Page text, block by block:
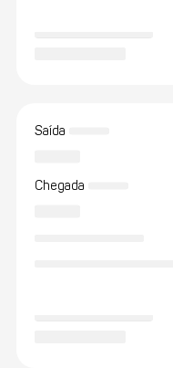
Saída
Chegada